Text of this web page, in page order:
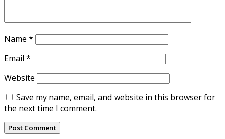
Name *
Email *
Website
Save my name, email, and website in this browser for
the next time I comment.